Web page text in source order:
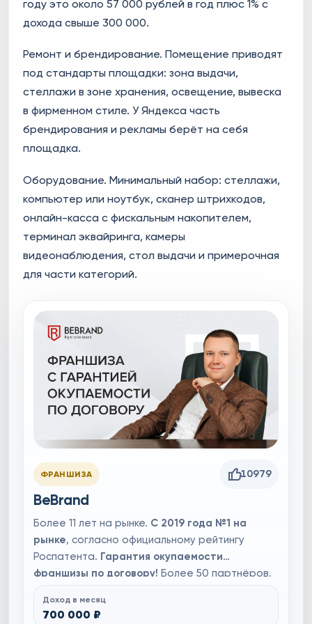
году это около 57 000 рублей в год плюс 1% с
дохода свыше 300 000.
Ремонт и брендирование. Помещение приводят
под стандарты площадки: зона выдачи,
стеллажи в зоне хранения, освещение, вывеска
в фирменном стиле. У Яндекса часть
брендирования и рекламы берёт на себя
площадка.
Оборудование. Минимальный набор: стеллажи,
компьютер или ноутбук, сканер штрихкодов,
онлайн-касса с фискальным накопителем,
терминал эквайринга, камеры
видеонаблюдения, стол выдачи и примерочная
для части категорий.
ФРАНШИЗА 10979
BeBrand
Более 11 лет на рынке. С 2019 года №1 на
рынке, согласно официальному рейтингу
Роспатента. Гарантия окупаемости
франшизы по договору! Более 50 партнёров,
лет (по вашему запросу предоставим контакты
Доход в месяц
700 000 ₽